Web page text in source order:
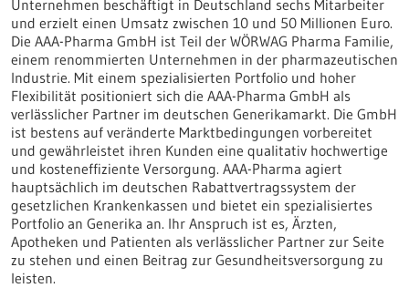
Unternehmen beschäftigt in Deutschland sechs Mitarbeiter
und erzielt einen Umsatz zwischen 10 und 50 Millionen Euro.
Die AAA-Pharma GmbH ist Teil der WÖRWAG Pharma Familie,
einem renommierten Unternehmen in der pharmazeutischen
Industrie. Mit einem spezialisierten Portfolio und hoher
Flexibilität positioniert sich die AAA-Pharma GmbH als
verlässlicher Partner im deutschen Generikamarkt. Die GmbH
ist bestens auf veränderte Marktbedingungen vorbereitet
und gewährleistet ihren Kunden eine qualitativ hochwertige
und kosteneffiziente Versorgung. AAA-Pharma agiert
hauptsächlich im deutschen Rabattvertragssystem der
gesetzlichen Krankenkassen und bietet ein spezialisiertes
Portfolio an Generika an. Ihr Anspruch ist es, Ärzten,
Apotheken und Patienten als verlässlicher Partner zur Seite
zu stehen und einen Beitrag zur Gesundheitsversorgung zu
leisten.